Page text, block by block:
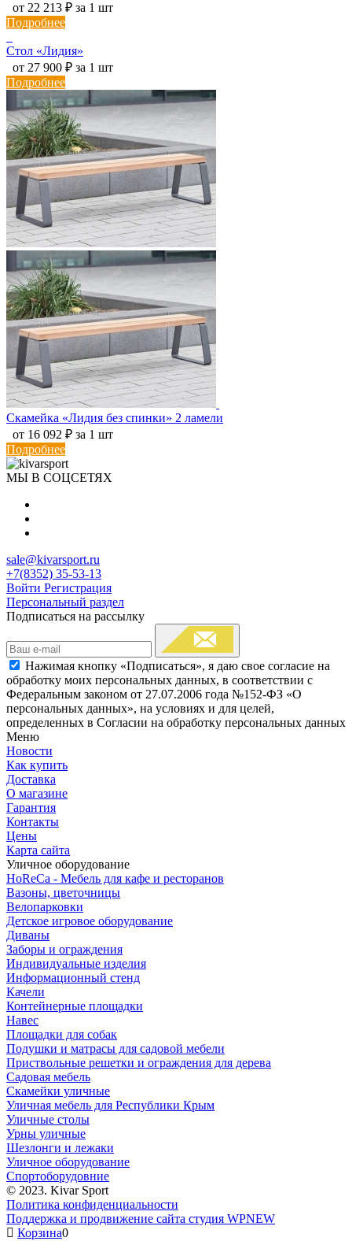
от 22 213 ₽ за 1 шт
Подробнее
Стол «Лидия»
от 27 900 ₽ за 1 шт
Подробнее
Скамейка «Лидия без спинки» 2 ламели
от 16 092 ₽ за 1 шт
Подробнее
МЫ В СОЦСЕТЯХ
sale@kivarsport.ru
+7(8352) 35-53-13
Войти Регистрация
Персональный раздел
Подписаться на рассылку
Нажимая кнопку «Подписаться», я даю свое согласие на
обработку моих персональных данных, в соответствии с
Федеральным законом от 27.07.2006 года №152-ФЗ «О
персональных данных», на условиях и для целей,
определенных в Согласии на обработку персональных данных
Меню
Новости
Как купить
Доставка
О магазине
Гарантия
Контакты
Цены
Карта сайта
Уличное оборудование
HoReCa - Мебель для кафе и ресторанов
Вазоны, цветочницы
Велопарковки
Детское игровое оборудование
Диваны
Заборы и ограждения
Индивидуальные изделия
Информационный стенд
Качели
Контейнерные площадки
Навес
Площадки для собак
Подушки и матрасы для садовой мебели
Приствольные решетки и ограждения для дерева
Садовая мебель
Скамейки уличные
Уличная мебель для Республики Крым
Уличные столы
Урны уличные
Шезлонги и лежаки
Уличное оборудование
Спортоборудовние
© 2023. Kivar Sport
Политика конфиденциальности
Поддержка и продвижение сайта студия WPNEW
Корзина0